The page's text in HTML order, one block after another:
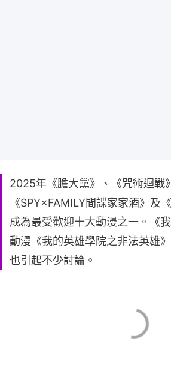
2025年《膽大黨》、《咒術迴戰
《SPY×FAMILY間諜家家酒》及
成為最受歡迎十大動漫之一。《
動漫《我的英雄學院之非法英雄
也引起不少討論。